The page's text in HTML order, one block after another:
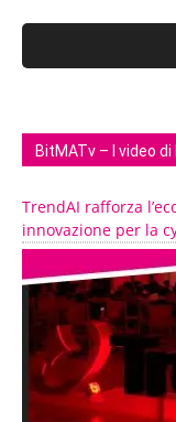
BitMATv – I video
TrendAI rafforza
innovazione per la